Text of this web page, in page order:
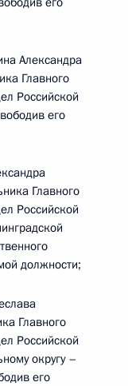
Александра
Главного
Российской
его
Главного
Российской
должности;
Главного
Российской
округу –
его